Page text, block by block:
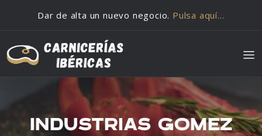
Dar de alta un nuevo negocio. Pulsa aquí…
INDUSTRIAS GOMEZ